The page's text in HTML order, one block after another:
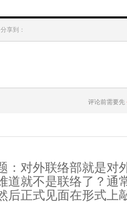
分享到：
评论前需要先
：对外联络部就是对
道就不是联络了？通
后正式见面在形式上